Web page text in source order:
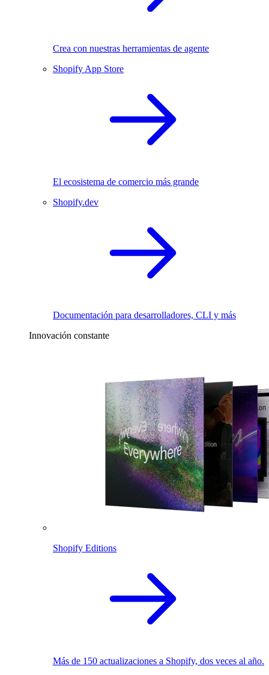
Crea con nuestras herramientas de agente
Shopify App Store
El ecosistema de comercio más grande
Shopify.dev
Documentación para desarrolladores, CLI y más
Innovación constante
Shopify Editions
Más de 150 actualizaciones a Shopify, dos veces al año.